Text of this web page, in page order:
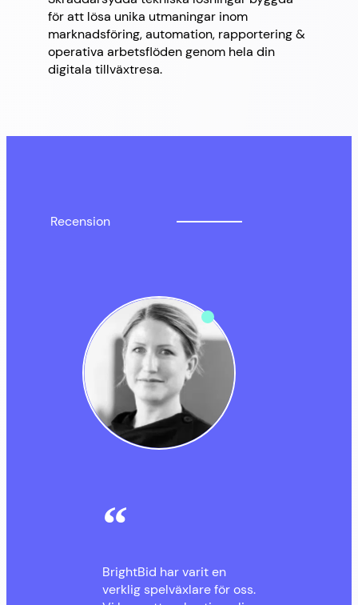
för att lösa unika utmaningar inom
marknadsföring, automation, rapportering &
operativa arbetsflöden genom hela din
digitala tillväxtresa.
Recension
BrightBid har varit en
verklig spelväxlare för oss.